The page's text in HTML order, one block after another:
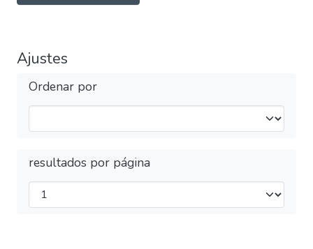
Ajustes
Ordenar por
resultados por página